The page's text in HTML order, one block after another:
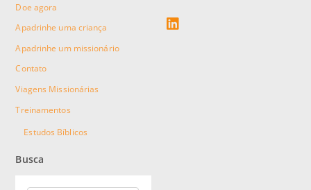
Doe agora
Apadrinhe uma criança
Apadrinhe um missionário
Contato
Viagens Missionárias
Treinamentos
Estudos Bíblicos
Busca